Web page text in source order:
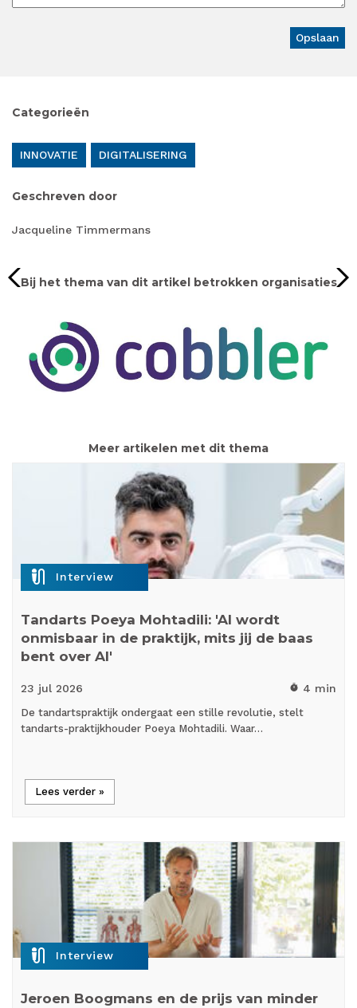
Categorieën
INNOVATIE DIGITALISERING
Geschreven door
Jacqueline Timmermans
Bij het thema van dit artikel betrokken organisaties
Meer artikelen met dit thema
mic_external_on Interview
Tandarts Poeya Mohtadili: 'AI wordt
onmisbaar in de praktijk, mits jij de baas
bent over AI'
23 jul 2026 timer 4 min
De tandartspraktijk ondergaat een stille revolutie, stelt
tandarts-praktijkhouder Poeya Mohtadili. Waar…
Lees verder »
mic_external_on Interview
Jeroen Boogmans en de prijs van minder